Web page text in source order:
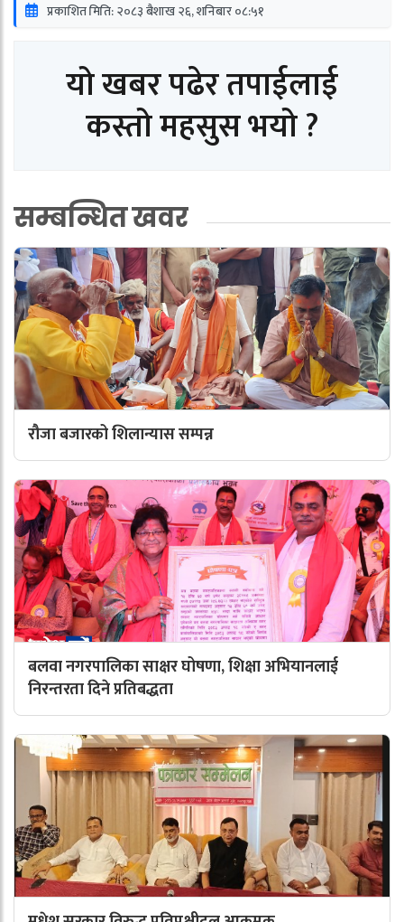
प्रकाशित मिति: २०८३ बैशाख २६, शनिबार ०८:५१
यो खबर पढेर तपाईलाई
कस्तो महसुस भयो ?
सम्बन्धित खवर
रौजा बजारको शिलान्यास सम्पन्न
बलवा नगरपालिका साक्षर घोषणा, शिक्षा अभियानलाई
निरन्तरता दिने प्रतिबद्धता